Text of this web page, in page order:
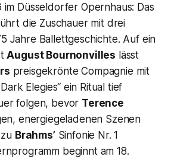
Düsseldorfer Opernhaus: Das
die Zuschauer mit drei
Jahre Ballettgeschichte. Auf ein
August Bournonvilles lässt
preisgekrönte Compagnie mit
Elegies“ ein Ritual tief
folgen, bevor Terence
energiegeladenen Szenen
Brahms’ Sinfonie Nr. 1
beginnt am 18.